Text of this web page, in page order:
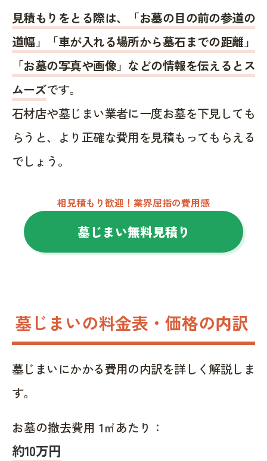
見積もりをとる際は、「お墓の目の前の参道の
道幅」「車が入れる場所から墓石までの距離」
「お墓の写真や画像」などの情報を伝えるとス
ムーズです。
石材店や墓じまい業者に一度お墓を下見しても
らうと、より正確な費用を見積もってもらえる
でしょう。
相見積もり歓迎！業界屈指の費用感
墓じまい無料見積り
墓じまいの料金表・価格の内訳
墓じまいにかかる費用の内訳を詳しく解説しま
す。
お墓の撤去費用 1㎡あたり：
約10万円